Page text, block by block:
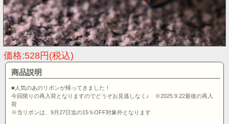
価格:528円(税込)
商品説明
■人気のあのリボンが帰ってきました！
今回限りの再入荷となりますのでどうぞお見逃しなく♪ ※2025.9.22最後の再入
荷
※当リボンは、9月27日迄の15％OFF対象外となります